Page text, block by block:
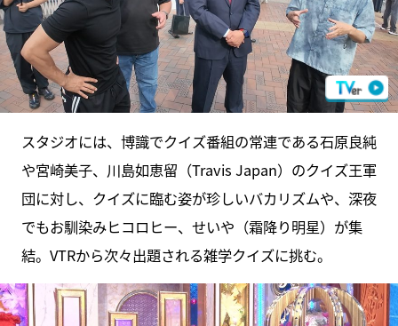
スタジオには、博識でクイズ番組の常連である石原良純
や宮崎美子、川島如恵留（Travis Japan）のクイズ王軍
団に対し、クイズに臨む姿が珍しいバカリズムや、深夜
でもお馴染みヒコロヒー、せいや（霜降り明星）が集
結。VTRから次々出題される雑学クイズに挑む。